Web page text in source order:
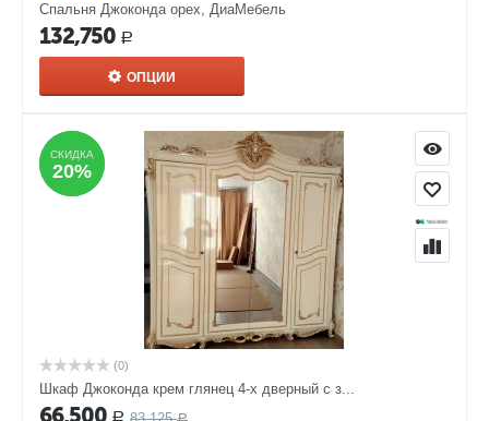
Спальня Джоконда орех, ДиаМебель
132,750 Р
ОПЦИИ
СКИДКА
20%
СКИДКА
20%
(0)
Шкаф Джоконда крем глянец 4-х дверный с з...
66,500 Р Р